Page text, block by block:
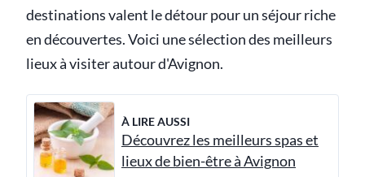
destinations valent le détour pour un séjour riche
en découvertes. Voici une sélection des meilleurs
lieux à visiter autour d'Avignon.
À LIRE AUSSI
Découvrez les meilleurs spas et
lieux de bien-être à Avignon